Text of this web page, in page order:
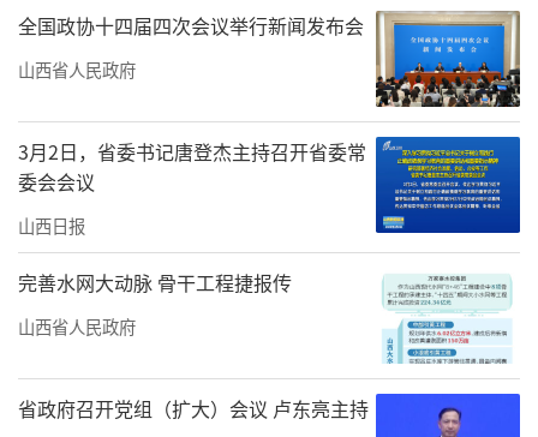
全国政协十四届四次会议举行新闻发布会
山西省人民政府
3月2日，省委书记唐登杰主持召开省委常
委会会议
山西日报
完善水网大动脉 骨干工程捷报传
山西省人民政府
省政府召开党组（扩大）会议 卢东亮主持